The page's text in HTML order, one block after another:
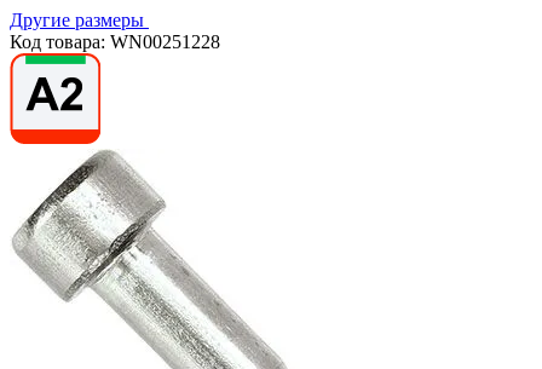
Другие размеры
Код товара: WN00251228